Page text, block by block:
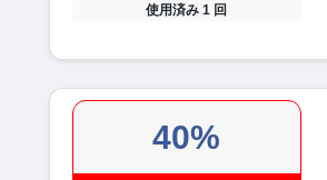
使用済み 1 回
40%